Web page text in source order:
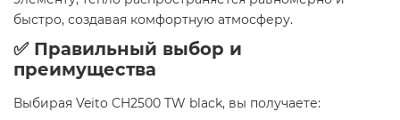
быстро, создавая комфортную атмосферу.
✅ Правильный выбор и
преимущества
Выбирая Veito CH2500 TW black, вы получаете: